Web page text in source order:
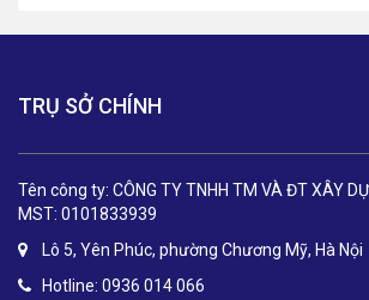
TRỤ SỞ CHÍNH
Tên công ty: CÔNG TY TNHH TM VÀ ĐT XÂY
MST: 0101833939
Lô 5, Yên Phúc, phường Chương Mỹ, Hà Nội
Hotline: 0936 014 066